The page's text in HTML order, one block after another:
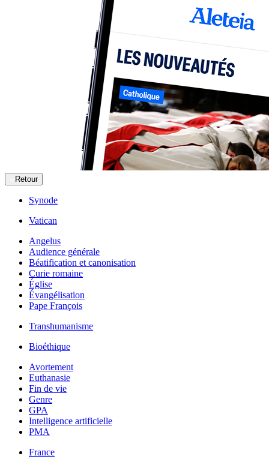
Retour
Synode
Vatican
Angelus
Audience générale
Béatification et canonisation
Curie romaine
Église
Évangélisation
Pape François
Transhumanisme
Bioéthique
Avortement
Euthanasie
Fin de vie
Genre
GPA
Intelligence artificielle
PMA
France